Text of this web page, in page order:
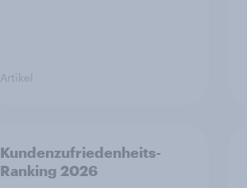
Artikel
Kundenzufriedenheits-
Ranking 2026